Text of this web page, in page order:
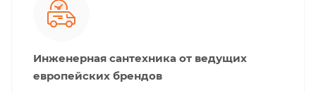
Инженерная сантехника от ведущих
европейских брендов